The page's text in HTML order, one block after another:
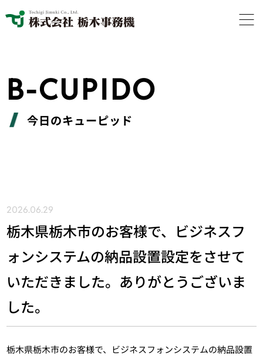
B-CUPIDO
今日のキューピッド
2026.06.29
栃木県栃木市のお客様で、ビジネスフ
ォンシステムの納品設置設定をさせて
いただきました。ありがとうございま
した。
栃木県栃木市のお客様で、ビジネスフォンシステムの納品設置